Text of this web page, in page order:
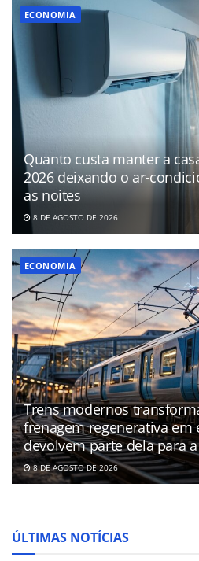
ECONOMIA
Quanto custa manter a
2026 deixando o ar-
as noites
8 DE AGOSTO DE 2026
ECONOMIA
Trens modernos
frenagem regenerativa em
devolvem parte dela para
8 DE AGOSTO DE 2026
ÚLTIMAS NOTÍCIAS